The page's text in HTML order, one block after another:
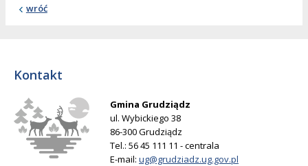
wróć
Kontakt
Gmina Grudziądz
ul. Wybickiego 38
86-300 Grudziądz
Tel.: 56 45 111 11 - centrala
E-mail: ug@grudziadz.ug.gov.pl